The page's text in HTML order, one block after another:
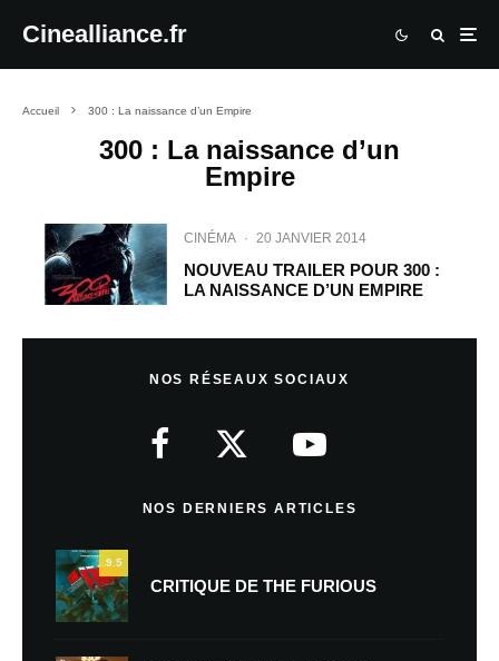
Cinealliance.fr
Accueil 300 : La naissance d’un Empire
300 : La naissance d’un
Empire
CINÉMA · 20 JANVIER 2014
NOUVEAU TRAILER POUR 300 :
LA NAISSANCE D’UN EMPIRE
NOS RÉSEAUX SOCIAUX
NOS DERNIERS ARTICLES
9.5
CRITIQUE DE THE FURIOUS